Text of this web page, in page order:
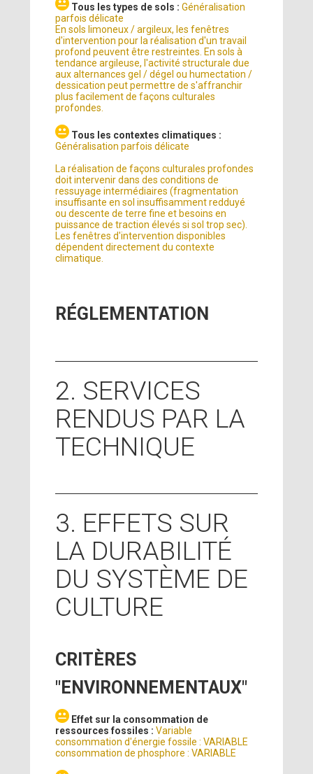
Tous les types de sols :Généralisation
parfois délicate
En sols limoneux / argileux, les fenêtres
d'intervention pour la réalisation d'un travail
profond peuvent être restreintes. En sols à
tendance argileuse, l'activité structurale due
aux alternances gel / dégel ou humectation /
dessication peut permettre de s'affranchir
plus facilement de façons culturales
profondes.
Tous les contextes climatiques :
Généralisation parfois délicate
La réalisation de façons culturales profondes
doit intervenir dans des conditions de
ressuyage intermédiaires (fragmentation
insuffisante en sol insuffisamment redduyé
ou descente de terre fine et besoins en
puissance de traction élevés si sol trop sec).
Les fenêtres d'intervention disponibles
dépendent directement du contexte
climatique.
RÉGLEMENTATION
2. SERVICES
RENDUS PAR LA
TECHNIQUE
3. EFFETS SUR
LA DURABILITÉ
DU SYSTÈME DE
CULTURE
CRITÈRES
"ENVIRONNEMENTAUX"
Effet sur la consommation de
ressources fossiles :Variable
consommation d'énergie fossile : VARIABLE
consommation de phosphore : VARIABLE